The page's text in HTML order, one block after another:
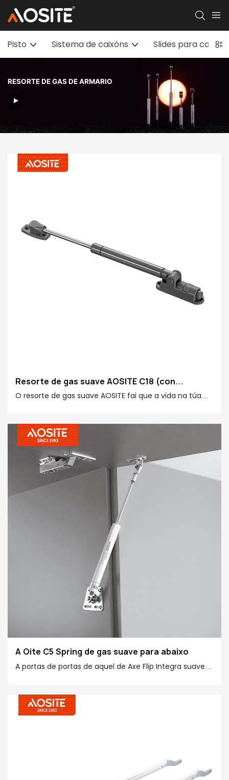
Pisto Sistema de caixóns Slides para
RESORTE DE GAS DE ARMARIO
Resorte de gas suave AOSITE C18 (con
amortecedor)-1785399021251722
O resorte de gas suave AOSITE fai que a vida na túa
función axustable especialmente deseñada, que che
permite personalizar a velocidade de peche e a
intensidade do amortecedor para satisfacer as túas
necesidades personalizadas. Ademais, utiliza
tecnoloxía avanzada de amortecedor para reducir
eficazmente a velocidade de peche da porta,
evitando o peche repentino e posibles riscos de
seguridade, ao mesmo tempo que reduce o ruído,
creando un ambiente doméstico tranquilo e cómodo.
A Oite C5 Spring de gas suave para abaixo
A portas de portas de aquel de Axe Flip Integra suaves
, traendo unha experiencia suave sen precedentes.
Está perfectamente adaptado a todo tipo de armarios,